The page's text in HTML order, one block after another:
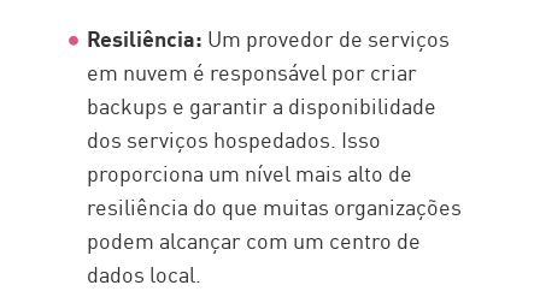
Resiliência: Um provedor de serviços
em nuvem é responsável por criar
backups e garantir a disponibilidade
dos serviços hospedados. Isso
proporciona um nível mais alto de
resiliência do que muitas organizações
podem alcançar com um centro de
dados local.